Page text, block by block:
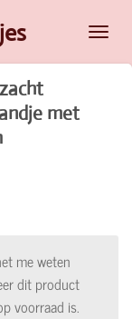
met
me weten
dit product
voorraad is.